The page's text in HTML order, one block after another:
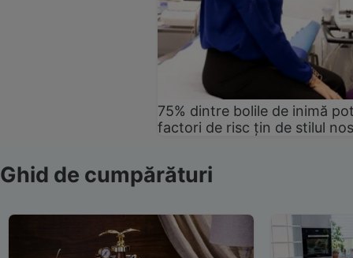
75% dintre bolile de inimă
factori de risc țin de stilul
Ghid de cumpărături